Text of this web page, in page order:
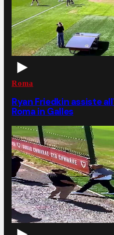
Roma
Ryan Friedkin assiste
Roma in Galles